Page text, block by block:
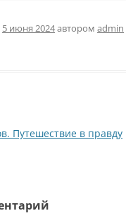
5 июня 2024автором admin
Путешествие в правду